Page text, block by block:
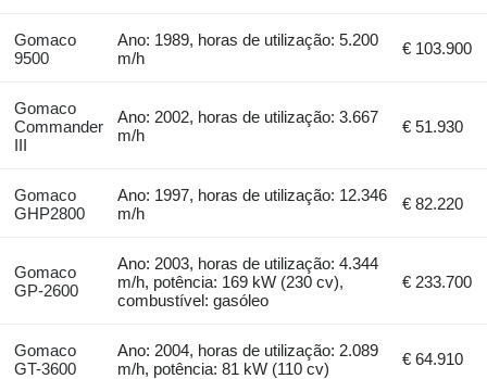
Gomaco
9500
Ano: 1989, horas de utilização: 5.200
m/h
€ 103.900
Gomaco
Commander
III
Ano: 2002, horas de utilização: 3.667
m/h
€ 51.930
Gomaco
GHP2800
Ano: 1997, horas de utilização: 12.346
m/h
€ 82.220
Gomaco
GP-2600
Ano: 2003, horas de utilização: 4.344
m/h, potência: 169 kW (230 cv),
combustível: gasóleo
€ 233.700
Gomaco
GT-3600
Ano: 2004, horas de utilização: 2.089
m/h, potência: 81 kW (110 cv)
€ 64.910